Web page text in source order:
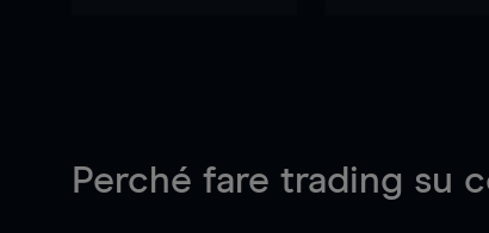
Perché fare trading su